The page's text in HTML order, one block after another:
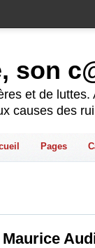
son
et de
causes des
Pages